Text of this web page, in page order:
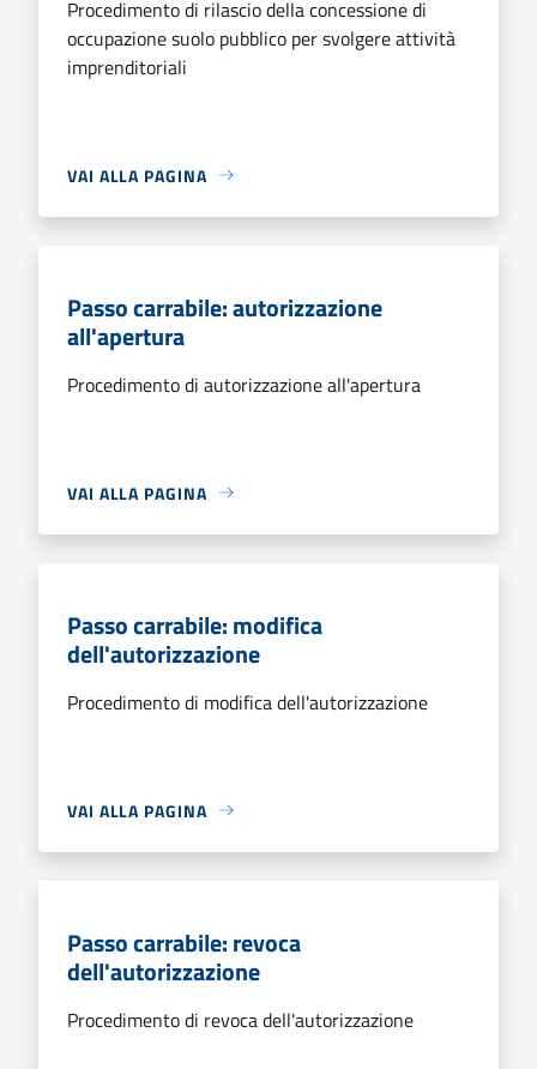
Procedimento di rilascio della concessione di
occupazione suolo pubblico per svolgere attività
imprenditoriali
VAI ALLA PAGINA
Passo carrabile: autorizzazione
all'apertura
Procedimento di autorizzazione all'apertura
VAI ALLA PAGINA
Passo carrabile: modifica
dell'autorizzazione
Procedimento di modifica dell'autorizzazione
VAI ALLA PAGINA
Passo carrabile: revoca
dell'autorizzazione
Procedimento di revoca dell'autorizzazione